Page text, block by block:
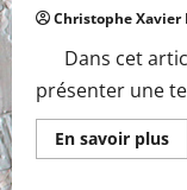
Christophe Xavier
Dans cet
présenter une
En savoir plusEn